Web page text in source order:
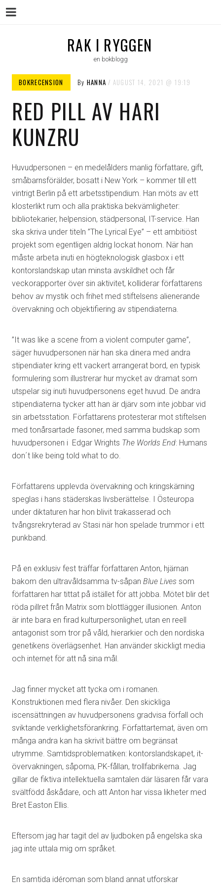
RAK I RYGGEN
en bokblogg
BOKRECENSION By HANNA AUGUST 14, 2021 19:19
RED PILL AV HARI
KUNZRU
Huvudpersonen – en medelålders manlig författare, gift,
småbarnsförälder, bosatt i New York – kommer till ett
vintrigt Berlin på ett arbetsstipendium. Han möts av ett
klosterlikt rum och alla praktiska bekvämligheter:
bibliotekarier, helpension, städpersonal, IT-service. Han
ska skriva under titeln ”The Lyrical Eye” – ett ambitiöst
projekt som egentligen aldrig lockat honom. När han
måste arbeta inuti en högteknologisk glasbox i ett
kontorslandskap utan minsta avskildhet och får
veckorapporter över sin aktivitet, kolliderar författarens
behov av mystik och frihet med stiftelsens alienerande
övervakning och objektifiering av stipendiaterna.
”It was like a scene from a violent computer game”,
säger huvudpersonen när han ska dinera med andra
stipendiater kring ett vackert arrangerat bord, en typisk
formulering som illustrerar hur mycket av dramat som
utspelar sig inuti huvudpersonens eget huvud. De andra
stipendiaterna tycker att han är djärv som inte jobbar vid
sin arbetsstation. Författarens protesterar mot stiftelsen
med tonårsartade fasoner, med samma budskap som
huvudpersonen i Edgar Wrights The Worlds End: Humans
don´t like being told what to do.
Författarens upplevda övervakning och kringskärning
speglas i hans städerskas livsberättelse. I Östeuropa
under diktaturen har hon blivit trakasserad och
tvångsrekryterad av Stasi när hon spelade trummor i ett
punkband.
På en exklusiv fest träffar författaren Anton, hjärnan
bakom den ultravåldsamma tv-såpan Blue Lives som
författaren har tittat på istället för att jobba. Mötet blir det
röda pillret från Matrix som blottlägger illusionen. Anton
är inte bara en firad kulturpersonlighet, utan en reell
antagonist som tror på våld, hierarkier och den nordiska
genetikens överlägsenhet. Han använder skickligt media
och internet för att nå sina mål.
Jag finner mycket att tycka om i romanen.
Konstruktionen med flera nivåer. Den skickliga
iscensättningen av huvudpersonens gradvisa förfall och
sviktande verklighetsförankring. Författartemat, även om
många andra kan ha skrivit bättre om begränsat
utrymme. Samtidsproblematiken: kontorslandskapet, it-
övervakningen, såporna, PK-fållan, trollfabrikerna. Jag
gillar de fiktiva intellektuella samtalen där läsaren får vara
svältfödd åskådare, och att Anton har vissa likheter med
Bret Easton Ellis.
Eftersom jag har tagit del av ljudboken på engelska ska
jag inte uttala mig om språket.
En samtida idéroman som bland annat utforskar
Menu